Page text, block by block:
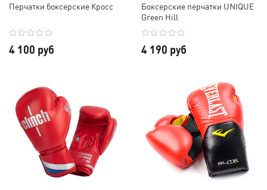
Перчатки боксерские Кросс
4 100 руб
Боксерские перчатки UNIQUE
Green Hill
4 190 руб